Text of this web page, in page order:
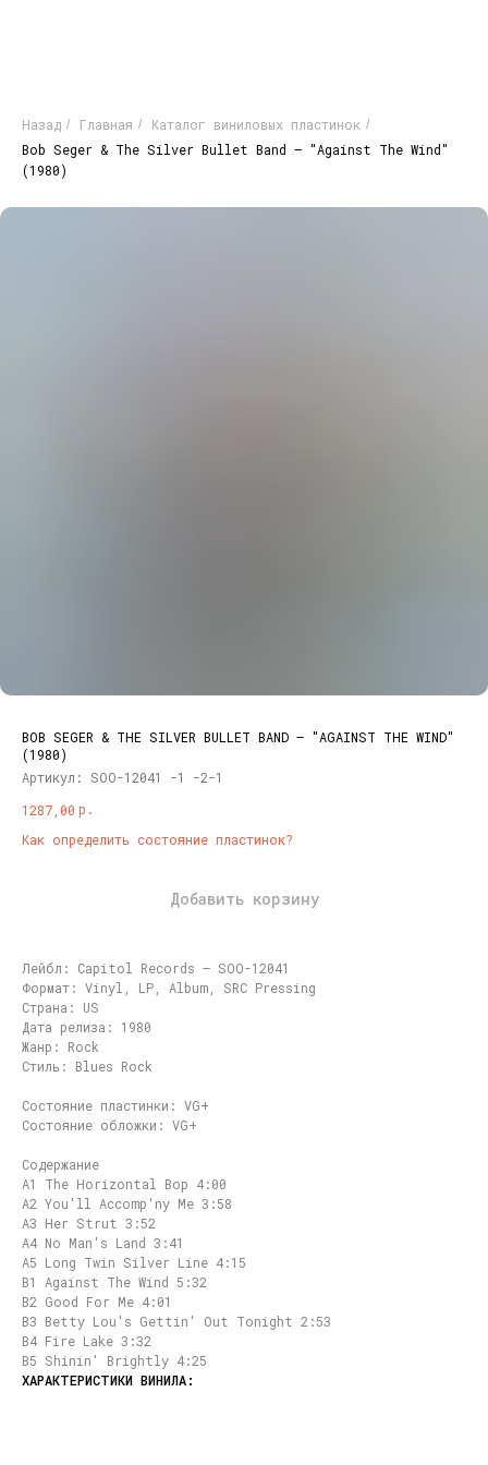
Назад / Главная / Каталог виниловых пластинок /
Bob Seger & The Silver Bullet Band ‎– "Against The Wind"
(1980)
BOB SEGER & THE SILVER BULLET BAND ‎– "AGAINST THE WIND"
(1980)
Артикул: SOO-12041 -1 -2-1
1287,00 р.
Как определить состояние пластинок?
Добавить корзину
Лейбл: Capitol Records ‎– SOO-12041
Формат: Vinyl, LP, Album, SRC Pressing
Страна: US
Дата релиза: 1980
Жанр: Rock
Стиль: Blues Rock
Состояние пластинки: VG+
Состояние обложки: VG+
Содержание
A1 The Horizontal Bop 4:00
A2 You'll Accomp'ny Me 3:58
A3 Her Strut 3:52
A4 No Man's Land 3:41
A5 Long Twin Silver Line 4:15
B1 Against The Wind 5:32
B2 Good For Me 4:01
B3 Betty Lou's Gettin' Out Tonight 2:53
B4 Fire Lake 3:32
B5 Shinin' Brightly 4:25